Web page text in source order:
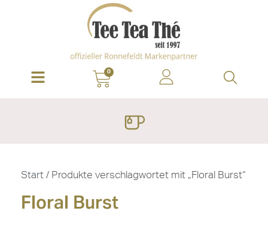
0
Start / Produkte verschlagwortet mit „Floral Burst“
Floral Burst